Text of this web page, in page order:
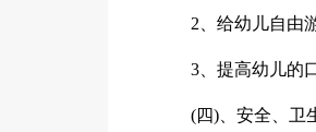
2、给幼儿自由
3、提高幼儿的
(四)、安全、卫